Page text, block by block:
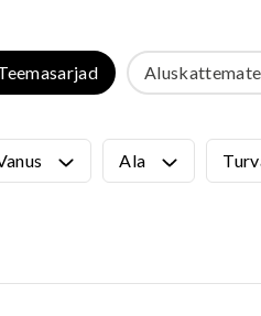
teemasari
Ala